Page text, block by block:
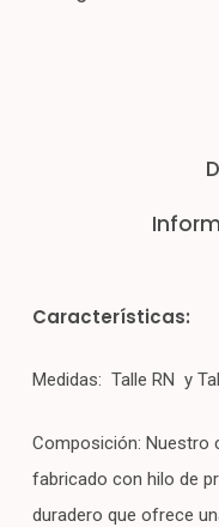
Características:
Medidas: Talle RN y
Composición: Nuestro
fabricado con hilo de
duradero que ofrece